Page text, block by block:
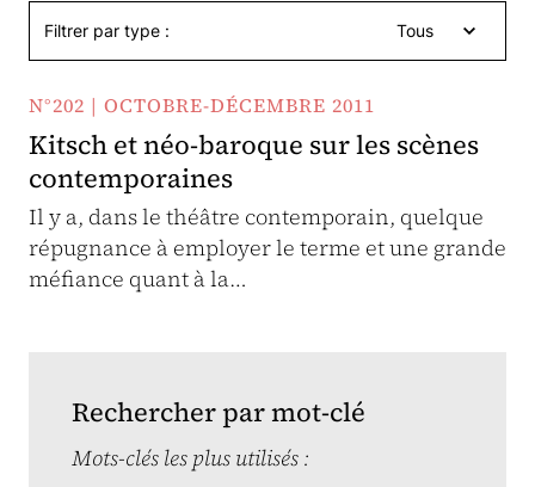
Filtrer par type : Tous
N°202 | OCTOBRE-DÉCEMBRE 2011
Kitsch et néo-baroque sur les scènes
contemporaines
Il y a, dans le théâtre contemporain, quelque
répugnance à employer le terme et une grande
méfiance quant à la…
Rechercher par mot-clé
Mots-clés les plus utilisés :